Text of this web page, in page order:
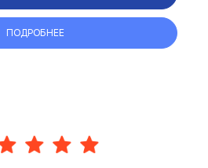
ПОДРОБНЕЕ